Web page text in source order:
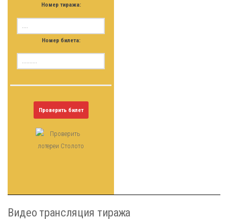
Номер тиража:
Номер билета:
Проверить билет
Видео трансляция тиража